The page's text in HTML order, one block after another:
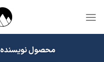
محصول نویسنده